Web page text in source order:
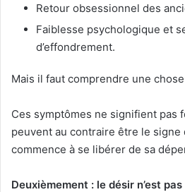
Retour obsessionnel des
Faiblesse psychologique et
d’effondrement.
Mais il faut comprendre une
Ces symptômes ne signifient pas
peuvent au contraire être le signe
commence à se libérer de sa
Deuxièmement : le désir n’est